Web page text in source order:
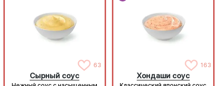
63
Сырный соус
163
Хондаши соус